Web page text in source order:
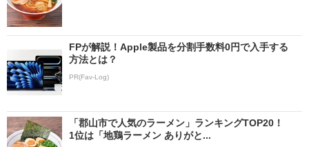
FPが解説！Apple製品を分割手数料0円で入手する
方法とは？
PR(Fav-Log)
「郡山市で人気のラーメン」ランキングTOP20！
1位は「地鶏ラーメン ありがと...